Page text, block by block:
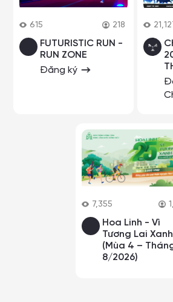
615 218
FUTURISTIC RUN -
RUN ZONE
Đăng ký
7,355
Hoa Linh - Vì
Tương Lai Xanh
(Mùa 4 –
8/2026)